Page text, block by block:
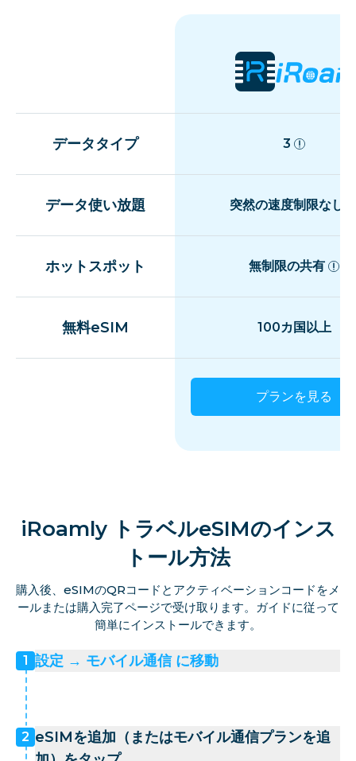
データタイプ 3
データ使い放題 突然の速度制限なし
ホットスポット 無制限の共有
無料eSIM 100カ国以上
プランを見る
iRoamly トラベルeSIMのインス
トール方法
購入後、eSIMのQRコードとアクティベーションコードをメ
ールまたは購入完了ページで受け取ります。ガイドに従って
簡単にインストールできます。
1 設定 → モバイル通信 に移動
2 eSIMを追加（またはモバイル通信プランを追